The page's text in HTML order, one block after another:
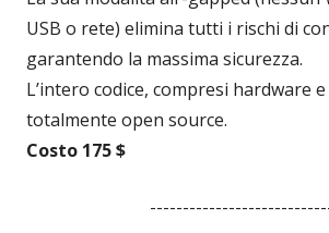
USB o rete) elimina tutti i rischi di
garantendo la massima sicurezza.
L’intero codice, compresi hardware
totalmente open source.
Costo 175 $